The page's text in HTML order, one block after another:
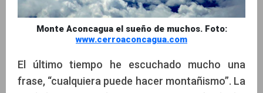
Monte Aconcagua el sueño de muchos. Foto:
www.cerroaconcagua.com
El último tiempo he escuchado mucho una
frase, “cualquiera puede hacer montañismo”. La